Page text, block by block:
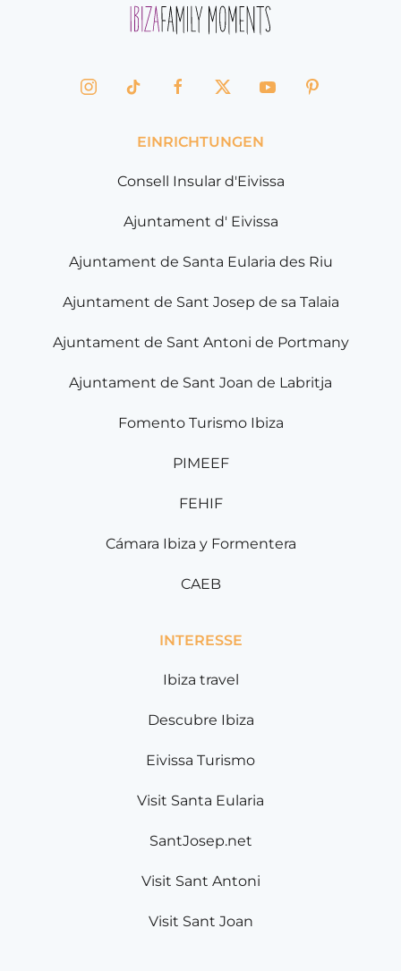
EINRICHTUNGEN
Consell Insular d'Eivissa
Ajuntament d' Eivissa
Ajuntament de Santa Eularia des Riu
Ajuntament de Sant Josep de sa Talaia
Ajuntament de Sant Antoni de Portmany
Ajuntament de Sant Joan de Labritja
Fomento Turismo Ibiza
PIMEEF
FEHIF
Cámara Ibiza y Formentera
CAEB
INTERESSE
Ibiza travel
Descubre Ibiza
Eivissa Turismo
Visit Santa Eularia
SantJosep.net
Visit Sant Antoni
Visit Sant Joan